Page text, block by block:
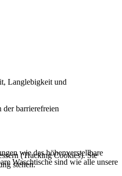
Langlebigkeit und
der barrierefreien
wie das höhenverstellbare
Waschtische sind wie alle unsere
(Tracking Cookies). Sie
stehen.